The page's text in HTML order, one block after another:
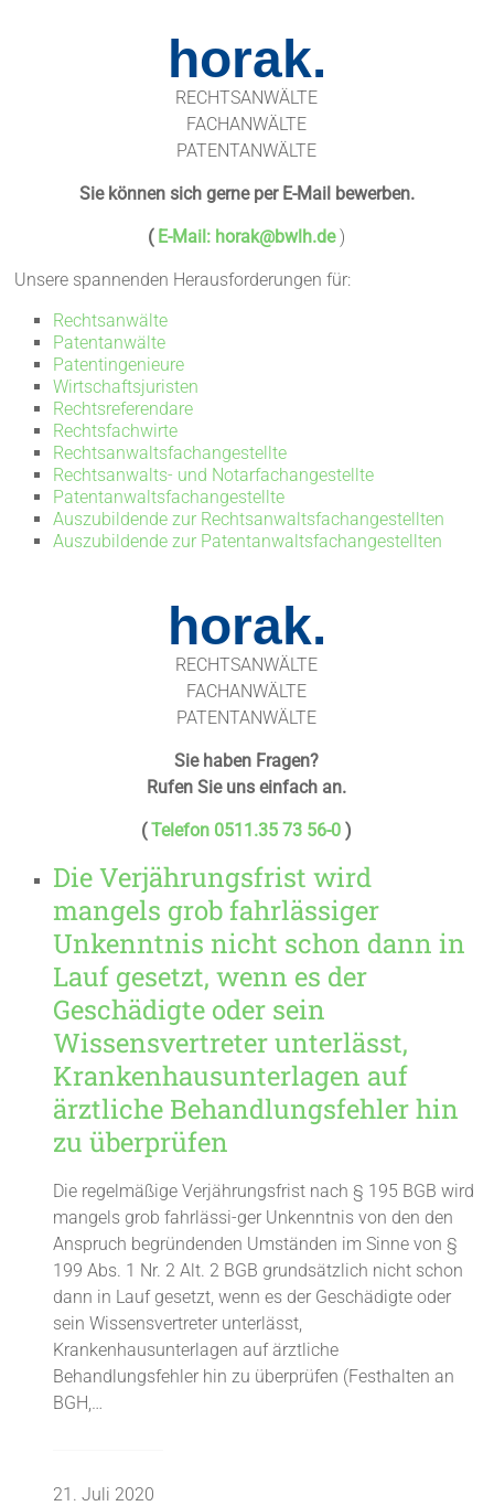
horak.
RECHTSANWÄLTE
FACHANWÄLTE
PATENTANWÄLTE
Sie können sich gerne per E-Mail bewerben.
( E-Mail: horak@bwlh.de)
Unsere spannenden Herausforderungen für:
Rechtsanwälte
Patentanwälte
Patentingenieure
Wirtschaftsjuristen
Rechtsreferendare
Rechtsfachwirte
Rechtsanwaltsfachangestellte
Rechtsanwalts- und Notarfachangestellte
Patentanwaltsfachangestellte
Auszubildende zur Rechtsanwaltsfachangestellten
Auszubildende zur Patentanwaltsfachangestellten
horak.
RECHTSANWÄLTE
FACHANWÄLTE
PATENTANWÄLTE
Sie haben Fragen?
Rufen Sie uns einfach an.
(Telefon 0511.35 73 56-0 )
Die Verjährungsfrist wird
mangels grob fahrlässiger
Unkenntnis nicht schon dann in
Lauf gesetzt, wenn es der
Geschädigte oder sein
Wissensvertreter unterlässt,
Krankenhausunterlagen auf
ärztliche Behandlungsfehler hin
zu überprüfen
Die regelmäßige Verjährungsfrist nach § 195 BGB wird
mangels grob fahrlässi-ger Unkenntnis von den den
Anspruch begründenden Umständen im Sinne von §
199 Abs. 1 Nr. 2 Alt. 2 BGB grundsätzlich nicht schon
dann in Lauf gesetzt, wenn es der Geschädigte oder
sein Wissensvertreter unterlässt,
Krankenhausunterlagen auf ärztliche
Behandlungsfehler hin zu überprüfen (Festhalten an
BGH,…
21. Juli 2020